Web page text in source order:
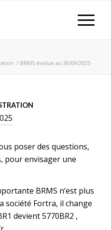
/ BRMS évolue au 30/09/2025
poser des questions,
pour envisager une
BRMS n’est plus
société Fortra, il change
devient 5770BR2 ,